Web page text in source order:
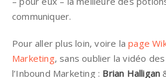
communiquer.
Pour aller plus loin, voire lapage
Marketing, sans oublier la vidéo
l’Inbound Marketing : Brian Halligan